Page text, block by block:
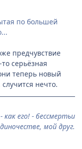
по большей
предчувствие
серьёзная
теперь новый
нечто.
его! - бессмертьи
мой друг.